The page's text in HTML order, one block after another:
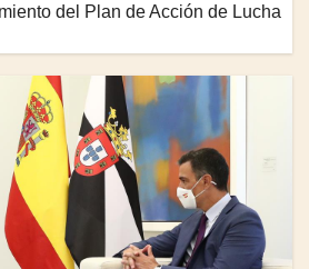
del Plan de Acción de Lucha